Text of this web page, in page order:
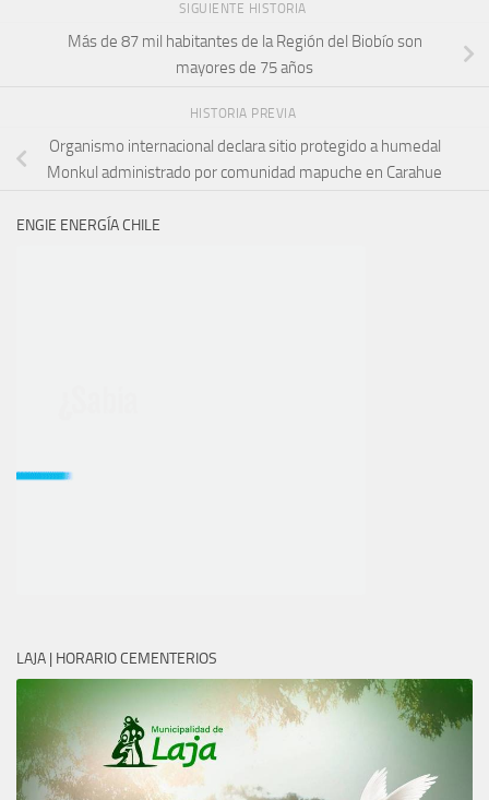
SIGUIENTE HISTORIA
Más de 87 mil habitantes de la Región del Biobío son
mayores de 75 años
HISTORIA PREVIA
Organismo internacional declara sitio protegido a humedal
Monkul administrado por comunidad mapuche en Carahue
ENGIE ENERGÍA CHILE
LAJA | HORARIO CEMENTERIOS